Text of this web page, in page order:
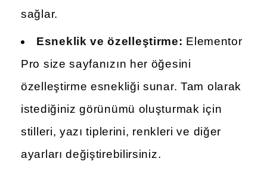
sağlar.
Esneklik ve özelleştirme: Elementor
Pro size sayfanızın her öğesini
özelleştirme esnekliği sunar. Tam olarak
istediğiniz görünümü oluşturmak için
stilleri, yazı tiplerini, renkleri ve diğer
ayarları değiştirebilirsiniz.